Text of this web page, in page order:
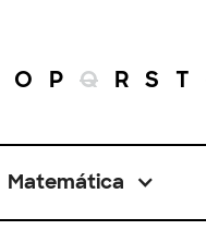
O P Q R S T
Matemática